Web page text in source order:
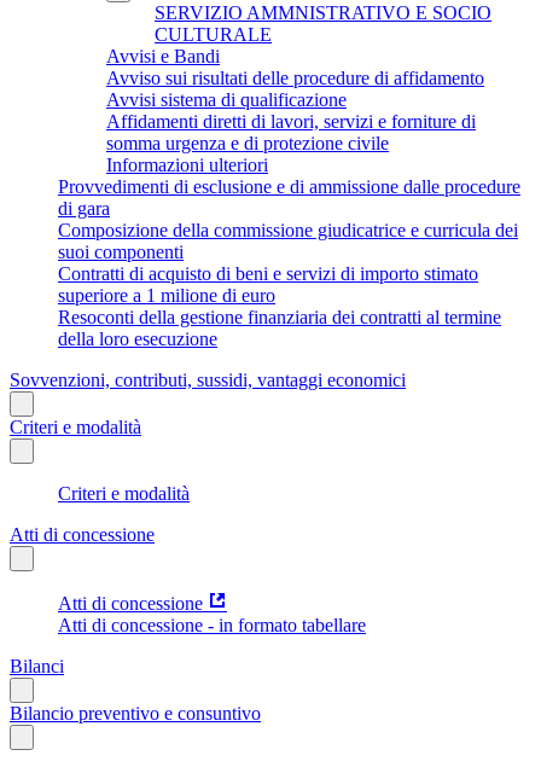
SERVIZIO AMMNISTRATIVO E SOCIO
CULTURALE
Avvisi e Bandi
Avviso sui risultati delle procedure di affidamento
Avvisi sistema di qualificazione
Affidamenti diretti di lavori, servizi e forniture di
somma urgenza e di protezione civile
Informazioni ulteriori
Provvedimenti di esclusione e di ammissione dalle procedure
di gara
Composizione della commissione giudicatrice e curricula dei
suoi componenti
Contratti di acquisto di beni e servizi di importo stimato
superiore a 1 milione di euro
Resoconti della gestione finanziaria dei contratti al termine
della loro esecuzione
Sovvenzioni, contributi, sussidi, vantaggi economici
Criteri e modalità
Criteri e modalità
Atti di concessione
Atti di concessione
Atti di concessione - in formato tabellare
Bilanci
Bilancio preventivo e consuntivo